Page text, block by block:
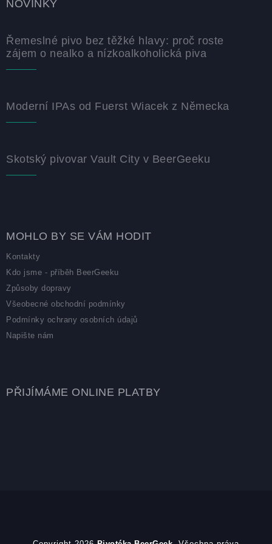
NOVINKY
Řemeslné pivo bez těžké hlavy: proč roste
zájem o nealko a nízkoalkoholická piva
Moderní IPAs od Fuerst Wiacek z Německa
Skotský pivovar Vault City v BeerGeeku
MOHLO BY SE VÁM HODIT
Kontakty
Kdo jsme - příběh BeerGeeku
Způsoby dopravy
Všeobecné obchodní podmínky
Podmínky ochrany osobních údajů
Napište nám
PŘIJÍMÁME ONLINE PLATBY